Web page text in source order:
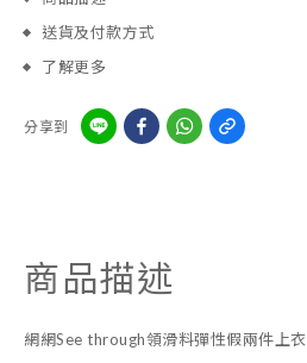
送貨及付款方式
了解更多
分享到
商品描述
網網See through領滑料彈性假兩件上衣